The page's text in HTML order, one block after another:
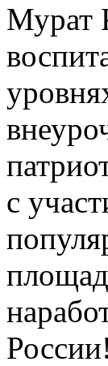
Мурат
с
России!